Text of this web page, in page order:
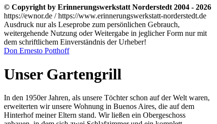
© Copyright by Erinnerungswerkstatt Norderstedt 2004 - 2026
https://ewnor.de / https://www.erinnerungswerkstatt-norderstedt.de
Ausdruck nur als Leseprobe zum persönlichen Gebrauch,
weitergehende Nutzung oder Weitergabe in jeglicher Form nur mit
dem schriftlichem Einverständnis der Urheber!
Don Ernesto Potthoff
Unser Gartengrill
In den 1950er Jahren, als unsere Töchter schon auf der Welt waren,
erweiterten wir unsere Wohnung in Buenos Aires, die auf dem
Hinterhof meiner Eltern stand. Wir ließen ein Obergeschoss